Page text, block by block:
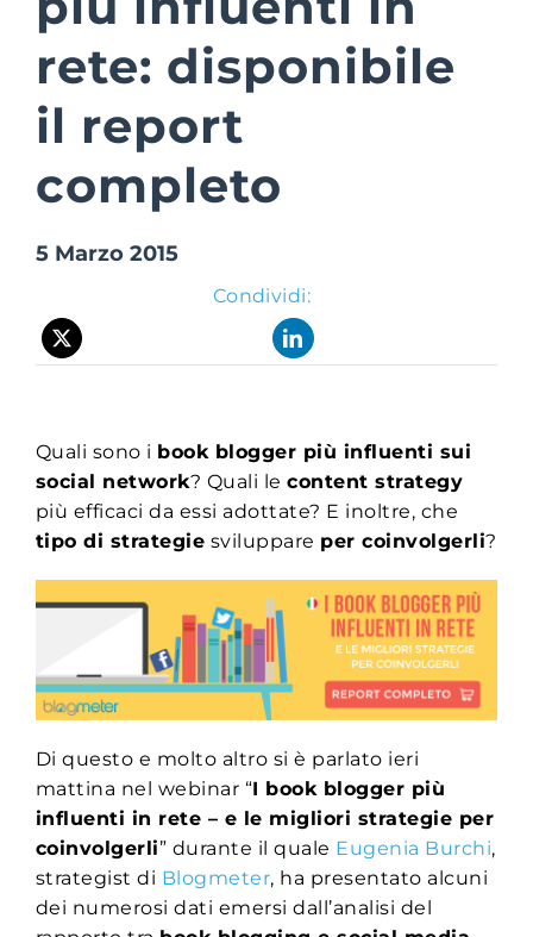
Suite Login
rete: disponibile
il report
completo
5 Marzo 2015
Condividi:
Quali sono i book blogger più influenti sui
social network? Quali lecontent strategy
più efficaci da essi adottate? E inoltre, che
tipo di strategie sviluppare per coinvolgerli?
Di questo e molto altro si è parlato ieri
mattina nel webinar “I book blogger più
influenti in rete – e le migliori strategie per
coinvolgerli” durante il quale Eugenia Burchi,
strategist di Blogmeter, ha presentato alcuni
dei numerosi dati emersi dall’analisi del